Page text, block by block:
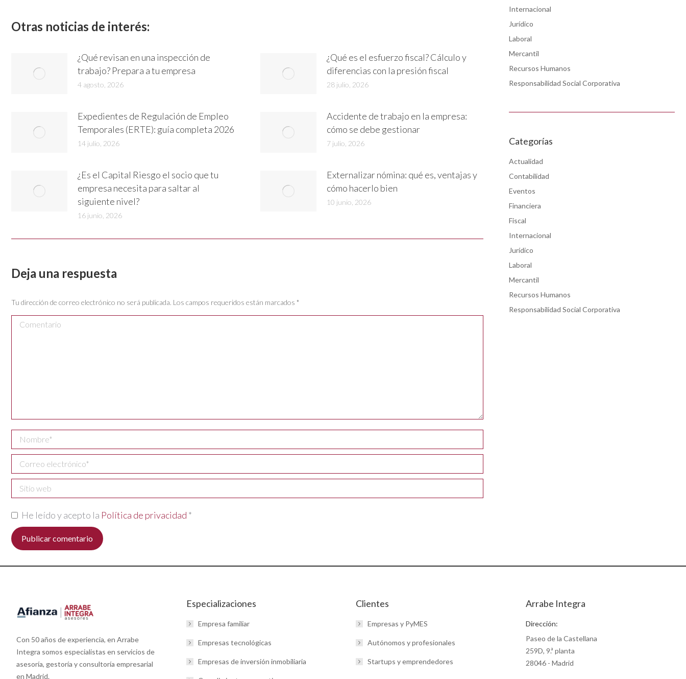
Otras noticias de interés:
¿Qué revisan en una inspección de
trabajo? Prepara a tu empresa
4 agosto, 2026
¿Qué es el esfuerzo fiscal? Cálculo y
diferencias con la presión fiscal
28 julio, 2026
Expedientes de Regulación de Empleo
Temporales (ERTE): guía completa 2026
14 julio, 2026
Accidente de trabajo en la empresa:
cómo se debe gestionar
7 julio, 2026
¿Es el Capital Riesgo el socio que tu
empresa necesita para saltar al
siguiente nivel?
16 junio, 2026
Externalizar nómina: qué es, ventajas y
cómo hacerlo bien
10 junio, 2026
Deja una respuesta
Tu dirección de correo electrónico no será publicada. Los campos requeridos están marcados *
Comentario
Nombre *
Correo electrónico *
Sitio web
He leído y acepto la Política de privacidad *
Publicar comentario
Internacional
Jurídico
Laboral
Mercantil
Recursos Humanos
Responsabilidad Social Corporativa
Categorías
Actualidad
Contabilidad
Eventos
Financiera
Fiscal
Internacional
Jurídico
Laboral
Mercantil
Recursos Humanos
Responsabilidad Social Corporativa
Con 50 años de experiencia, en Arrabe
Integra somos especialistas en servicios de
asesoría, gestoría y consultoría empresarial
en Madrid.
Especializaciones
Empresa familiar
Empresas tecnológicas
Empresas de inversión inmobiliaria
Clientes
Empresas y PyMES
Autónomos y profesionales
Startups y emprendedores
Arrabe Integra
Dirección:
Paseo de la Castellana
259D, 9.ª planta
28046 - Madrid